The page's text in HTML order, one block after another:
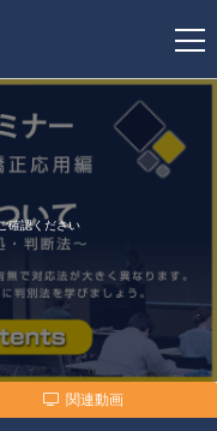
確認ください
関連動画